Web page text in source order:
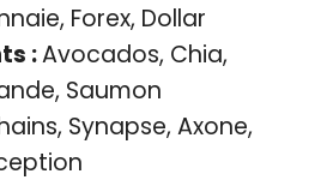
Forex, Dollar
:Avocados, Chia,
Saumon
Synapse, Axone,